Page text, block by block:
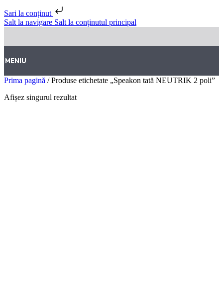
Sari la conținut
Salt la navigare Salt la conținutul principal
MENIU
Prima pagină / Produse etichetate „Speakon tată NEUTRIK 2 poli”
Afișez singurul rezultat